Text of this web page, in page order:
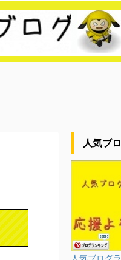
人気ブ
人気ブログ